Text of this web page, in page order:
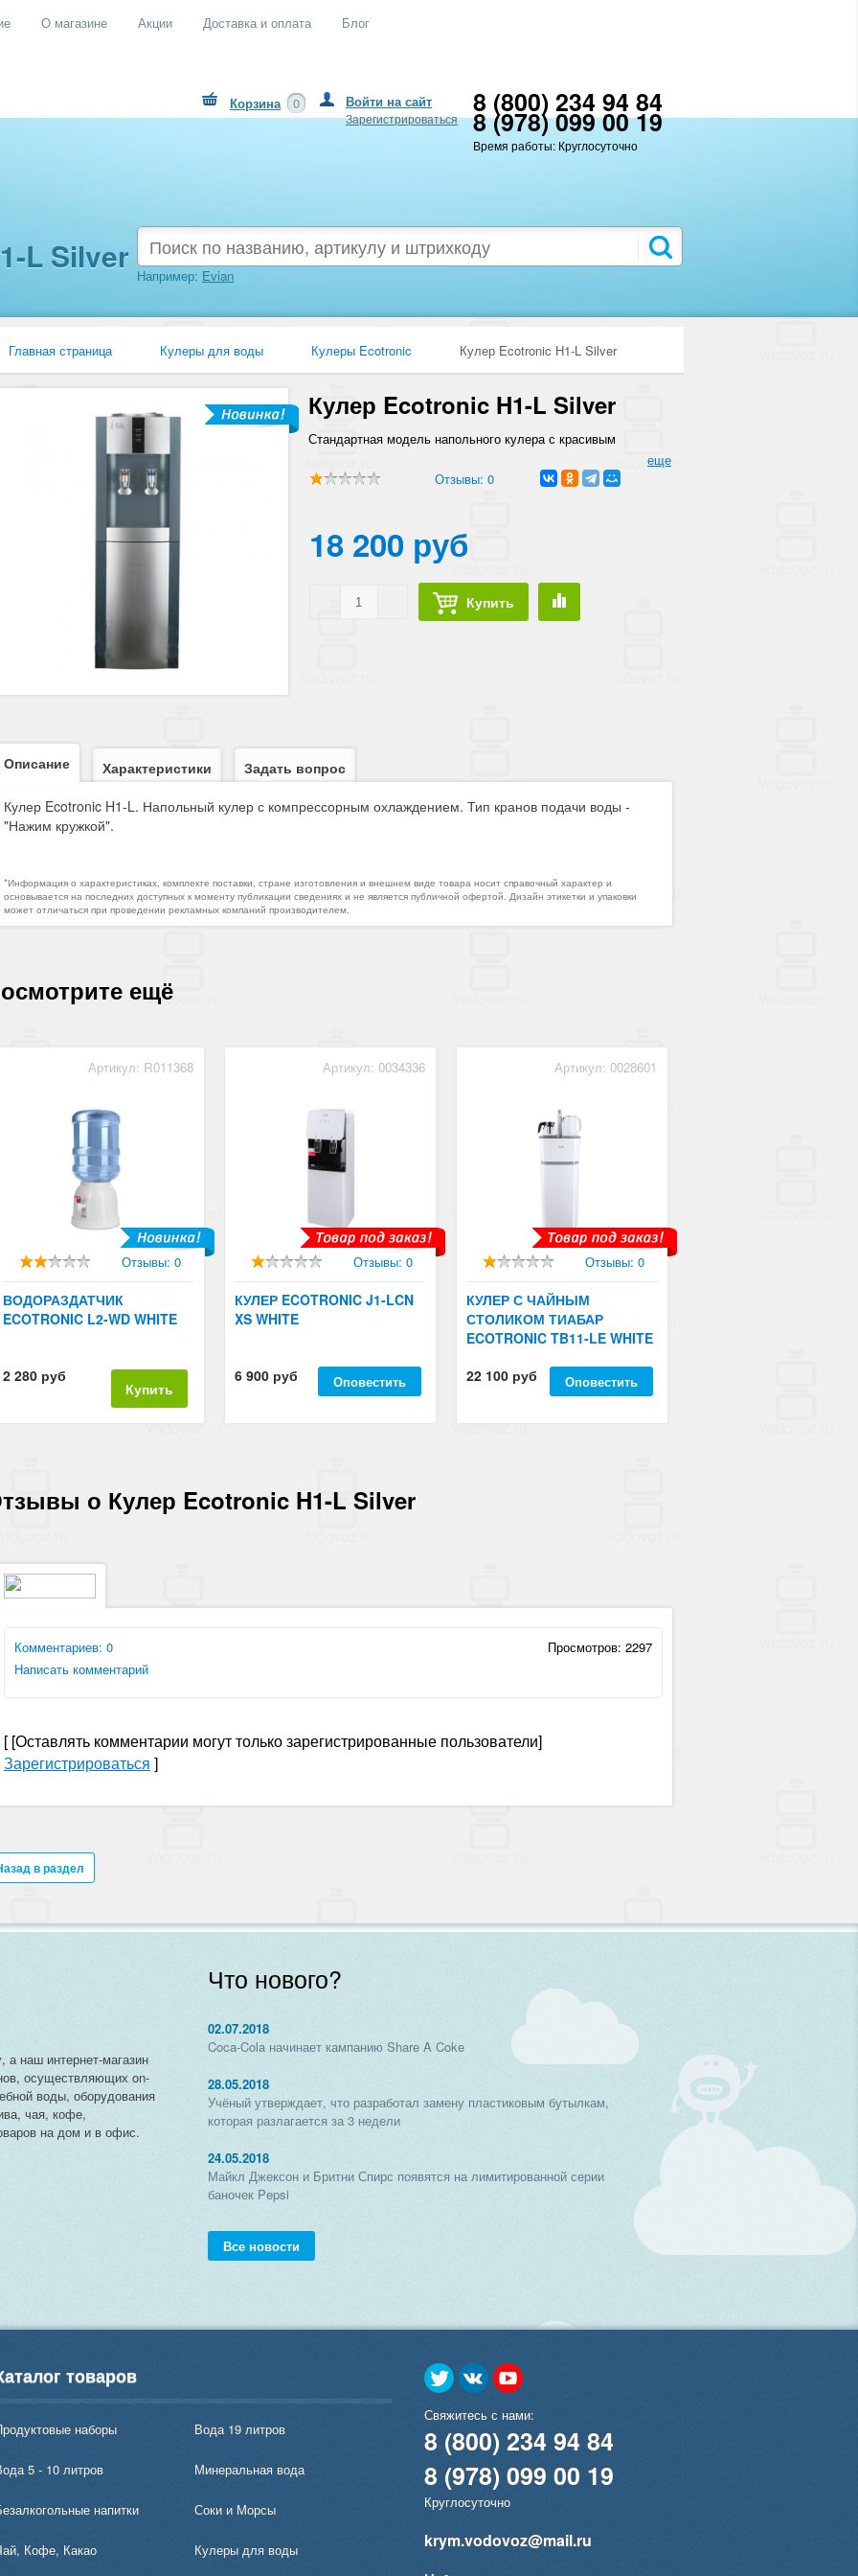
О магазине Акции Доставка и оплата Блог
8 (800) 234 94 84
8 (978) 099 00 19
Время работы: Круглосуточно
Войти на сайт
Зарегистрироваться
Корзина 0
L Silver Например: Evian
Главная страница Кулеры для воды Кулеры Ecotronic Кулер Ecotronic H1-L Silver
Кулер Ecotronic H1-L Silver
Стандартная модель напольного кулера с красивым
еще
Отзывы: 0
18 200 руб
Купить
Описание Характеристики
Задать вопрос
Кулер Ecotronic H1-L. Напольный кулер с компрессорным охлаждением. Тип кранов подачи воды -
"Нажим кружкой".
*Информация о характеристиках, комплекте поставки, стране изготовления и внешнем виде товара носит справочный характер и
основывается на последних доступных к моменту публикации сведениях и не является публичной офертой. Дизайн этикетки и упаковки
может отличаться при проведении рекламных компаний производителем.
ещё
Артикул: R011368
Отзывы: 0
ВОДОРАЗДАТЧИК
ECOTRONIC L2-WD WHITE
2 280 руб
Купить
Артикул: 0034336
Отзывы: 0
КУЛЕР ECOTRONIC J1-LCN
XS WHITE
6 900 руб Оповестить
Артикул: 0028601
Отзывы: 0
КУЛЕР С ЧАЙНЫМ
СТОЛИКОМ ТИАБАР
ECOTRONIC TB11-LE WHITE
22 100 руб
Оповестить
о Кулер Ecotronic H1-L Silver
Комментариев: 0
Просмотров: 2297
Написать комментарий
[ [Оставлять комментарии могут только зарегистрированные пользователи]
Зарегистрироваться ]
в раздел
наш интернет-магазин
осуществляющих on-
воды, оборудования
чая, кофе,
на дом и в офис.
Что нового?
02.07.2018
Coca-Cola начинает кампанию Share A Coke
28.05.2018
Учёный утверждает, что разработал замену пластиковым бутылкам,
которая разлагается за 3 недели
24.05.2018
Майкл Джексон и Бритни Спирс появятся на лимитированной серии
баночек Pepsi
Все новости
товаров
наборы Вода 19 литров
5 - 10 литров Минеральная вода
напитки Соки и Морсы
Кофе, Какао Кулеры для воды
Свяжитесь с нами:
8 (800) 234 94 84
8 (978) 099 00 19
Круглосуточно
krym.vodovoz@mail.ru